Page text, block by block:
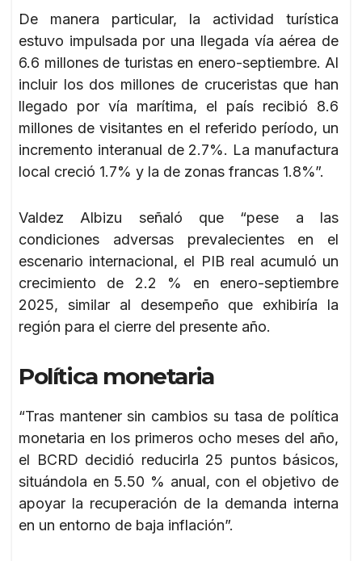
De manera particular, la actividad turística
estuvo impulsada por una llegada vía aérea de
6.6 millones de turistas en enero-septiembre. Al
incluir los dos millones de cruceristas que han
llegado por vía marítima, el país recibió 8.6
millones de visitantes en el referido período, un
incremento interanual de 2.7%. La manufactura
local creció 1.7% y la de zonas francas 1.8%”.
Valdez Albizu señaló que “pese a las
condiciones adversas prevalecientes en el
escenario internacional, el PIB real acumuló un
crecimiento de 2.2 % en enero-septiembre
2025, similar al desempeño que exhibiría la
región para el cierre del presente año.
Política monetaria
“Tras mantener sin cambios su tasa de política
monetaria en los primeros ocho meses del año,
el BCRD decidió reducirla 25 puntos básicos,
situándola en 5.50 % anual, con el objetivo de
apoyar la recuperación de la demanda interna
en un entorno de baja inflación”.